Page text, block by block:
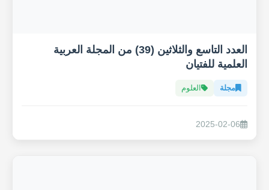
العدد التاسع والثلاثين (39) من المجلة العربية
العلمية للفتيان
مجلة العلوم
2025-02-06